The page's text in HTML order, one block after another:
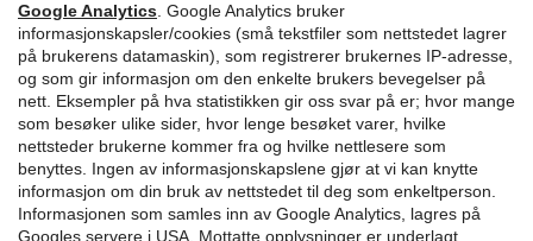
Google Analytics. Google Analytics bruker
informasjonskapsler/cookies (små tekstfiler som nettstedet lagrer
på brukerens datamaskin), som registrerer brukernes IP-adresse,
og som gir informasjon om den enkelte brukers bevegelser på
nett. Eksempler på hva statistikken gir oss svar på er; hvor mange
som besøker ulike sider, hvor lenge besøket varer, hvilke
nettsteder brukerne kommer fra og hvilke nettlesere som
benyttes. Ingen av informasjonskapslene gjør at vi kan knytte
informasjon om din bruk av nettstedet til deg som enkeltperson.
Informasjonen som samles inn av Google Analytics, lagres på
Googles servere i USA. Mottatte opplysninger er underlagt